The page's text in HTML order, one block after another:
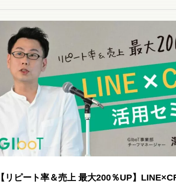
【リピート率＆売上 最大200％UP】